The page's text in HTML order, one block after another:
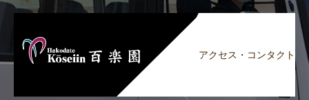
アクセス・コンタクト